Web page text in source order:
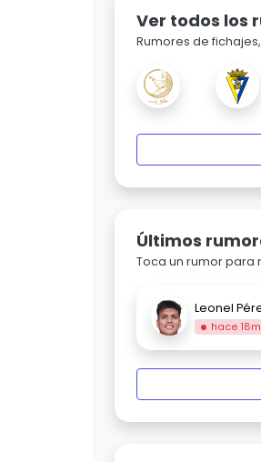
Ver todos los
Rumores de
Últimos
Toca un rumor para
Leonel
hace 18m